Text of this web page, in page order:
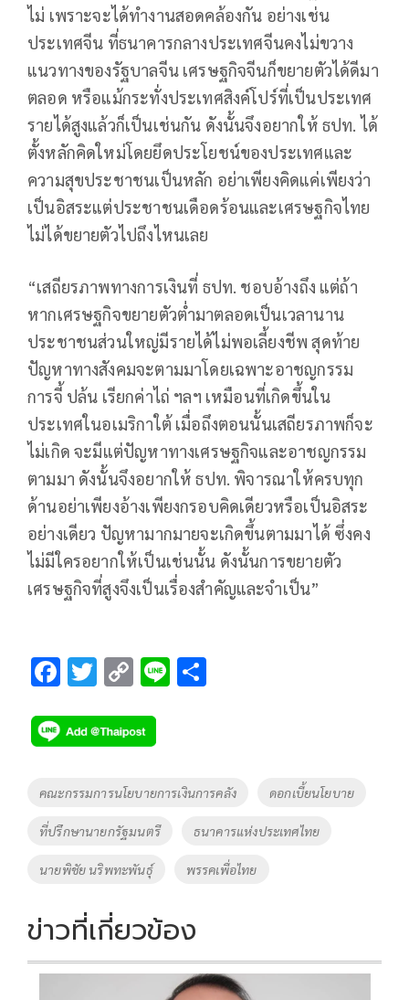
ไม่ เพราะจะได้ทำงานสอดคล้องกัน อย่างเช่น
ประเทศจีน ที่ธนาคารกลางประเทศจีนคงไม่ขวาง
แนวทางของรัฐบาลจีน เศรษฐกิจจีนก็ขยายตัวได้ดีมา
ตลอด หรือแม้กระทั่งประเทศสิงค์โปร์ที่เป็นประเทศ
รายได้สูงแล้วก็เป็นเช่นกัน ดังนั้นจึงอยากให้ ธปท. ได้
ตั้งหลักคิดใหม่โดยยึดประโยชน์ของประเทศและ
ความสุขประชาชนเป็นหลัก อย่าเพียงคิดแค่เพียงว่า
เป็นอิสระแต่ประชาชนเดือดร้อนและเศรษฐกิจไทย
ไม่ได้ขยายตัวไปถึงไหนเลย
“เสถียรภาพทางการเงินที่ ธปท. ชอบอ้างถึง แต่ถ้า
หากเศรษฐกิจขยายตัวต่ำมาตลอดเป็นเวลานาน
ประชาชนส่วนใหญ่มีรายได้ไม่พอเลี้ยงชีพ สุดท้าย
ปัญหาทางสังคมจะตามมาโดยเฉพาะอาชญกรรม
การจี้ ปล้น เรียกค่าไถ่ ฯลฯ เหมือนที่เกิดขึ้นใน
ประเทศในอเมริกาใต้ เมื่อถึงตอนนั้นเสถียรภาพก็จะ
ไม่เกิด จะมีแต่ปัญหาทางเศรษฐกิจและอาชญกรรม
ตามมา ดังนั้นจึงอยากให้ ธปท. พิจารณาให้ครบทุก
ด้านอย่าเพียงอ้างเพียงกรอบคิดเดียวหรือเป็นอิสระ
อย่างเดียว ปัญหามากมายจะเกิดขึ้นตามมาได้ ซึ่งคง
ไม่มีใครอยากให้เป็นเช่นนั้น ดังนั้นการขยายตัว
เศรษฐกิจที่สูงจึงเป็นเรื่องสำคัญและจำเป็น”
F
e
b
o
o
k
T
tt
er
C
p
y
Li
n
k
Li
Tags
คณะกรรมการนโยบายการเงินการคลัง ดอกเบี้ยนโยบาย
ที่ปรึกษานายกรัฐมนตรี ธนาคารแห่งประเทศไทย
นายพิชัย นริพทะพันธุ์ พรรคเพื่อไทย
ข่าวที่เกี่ยวข้อง